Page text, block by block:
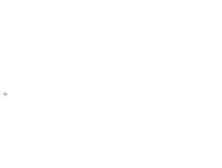
。